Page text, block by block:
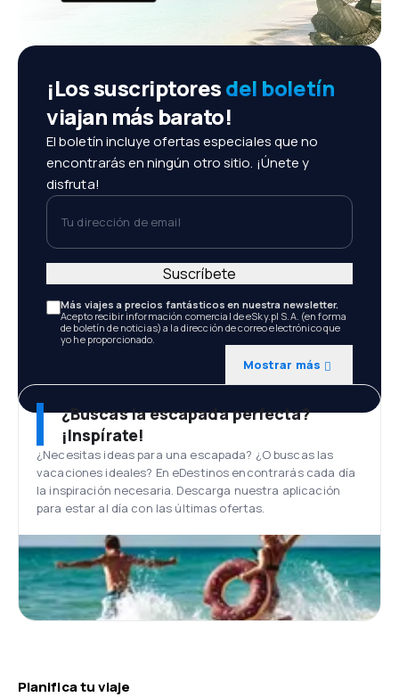
¡Los suscriptoresdel boletín
viajan más barato!
El boletín incluye ofertas especiales que no
encontrarás en ningún otro sitio. ¡Únete y
disfruta!
Tu dirección de email
Más viajes a precios fantásticos en nuestra newsletter.
Acepto recibir información comercial de eSky.pl S.A. (en forma
de boletín de noticias) a la dirección de correo electrónico que
yo he proporcionado.
Mostrar más
Suscríbete
¿Buscas la escapada perfecta?
¡Inspírate!
¿Necesitas ideas para una escapada? ¿O buscas las
vacaciones ideales? En eDestinos encontrarás cada día
la inspiración necesaria. Descarga nuestra aplicación
para estar al día con las últimas ofertas.
Planifica tu viaje